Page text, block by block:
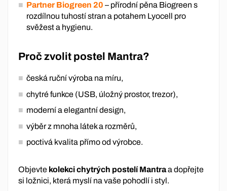
Partner Biogreen 20 – přírodní pěna Biogreen s
rozdílnou tuhostí stran a potahem Lyocell pro
svěžest a hygienu.
Proč zvolit postel Mantra?
česká ruční výroba na míru,
chytré funkce (USB, úložný prostor, trezor),
moderní a elegantní design,
výběr z mnoha látek a rozměrů,
poctivá kvalita přímo od výrobce.
Objevte kolekci chytrých postelí Mantraa dopřejte
si ložnici, která myslí na vaše pohodlí i styl.